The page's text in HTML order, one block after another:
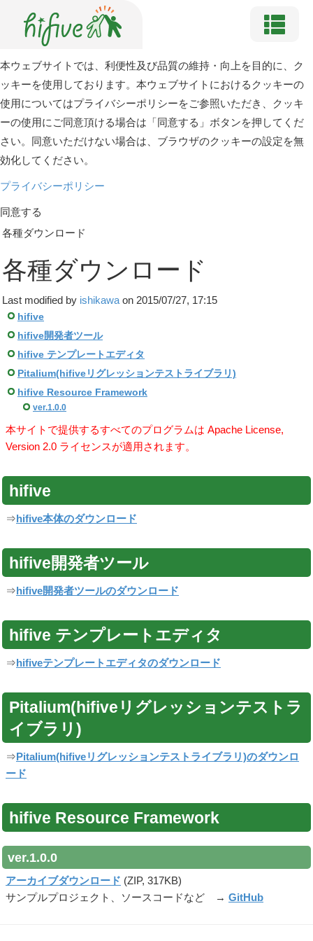
本ウェブサイトでは、利便性及び品質の維持・向上を目的に、ク
ッキーを使用しております。本ウェブサイトにおけるクッキーの
使用についてはプライバシーポリシーをご参照いただき、クッキ
ーの使用にご同意頂ける場合は「同意する」ボタンを押してくだ
さい。同意いただけない場合は、ブラウザのクッキーの設定を無
効化してください。
プライバシーポリシー
同意する
各種ダウンロード
各種ダウンロード
Last modified by ishikawa on 2015/07/27, 17:15
hifive
hifive開発者ツール
hifive テンプレートエディタ
Pitalium(hifiveリグレッションテストライブラリ)
hifive Resource Framework
ver.1.0.0
本サイトで提供するすべてのプログラムは Apache License,
Version 2.0 ライセンスが適用されます。
hifive
⇒hifive本体のダウンロード
hifive開発者ツール
⇒hifive開発者ツールのダウンロード
hifive テンプレートエディタ
⇒hifiveテンプレートエディタのダウンロード
Pitalium(hifiveリグレッションテストラ
イブラリ)
⇒Pitalium(hifiveリグレッションテストライブラリ)のダウンロ
ード
hifive Resource Framework
ver.1.0.0
アーカイブダウンロード (ZIP, 317KB)
サンプルプロジェクト、ソースコードなど → GitHub